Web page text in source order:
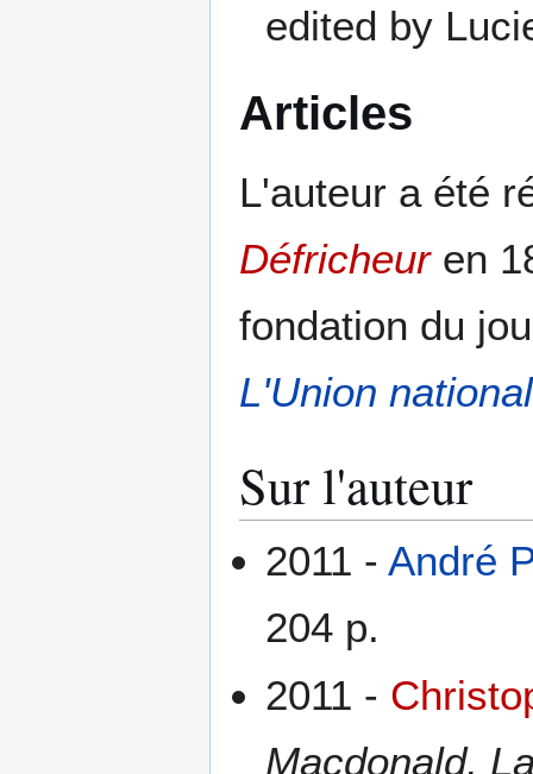
edited by
Articles
L'auteur a été
Défricheuren
fondation du
L'Union
Sur l'auteur
2011 - André
204 p.
2011 -
Macdonald,